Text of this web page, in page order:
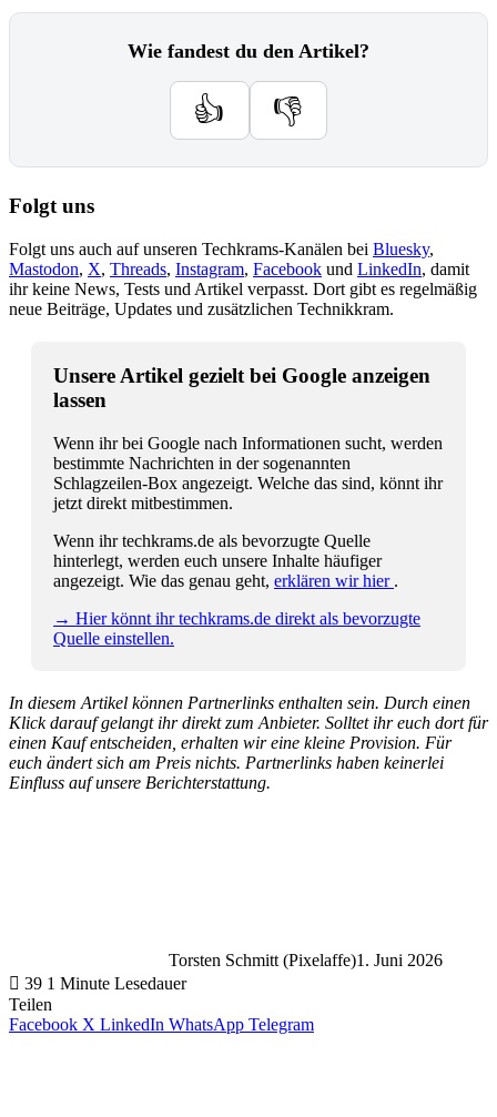
Wie fandest du den Artikel?
👍 👎
Folgt uns
Folgt uns auch auf unseren Techkrams-Kanälen bei Bluesky,
Mastodon, X, Threads, Instagram, Facebook und LinkedIn, damit
ihr keine News, Tests und Artikel verpasst. Dort gibt es regelmäßig
neue Beiträge, Updates und zusätzlichen Technikkram.
Unsere Artikel gezielt bei Google anzeigen
lassen
Wenn ihr bei Google nach Informationen sucht, werden
bestimmte Nachrichten in der sogenannten
Schlagzeilen-Box angezeigt. Welche das sind, könnt ihr
jetzt direkt mitbestimmen.
Wenn ihr techkrams.de als bevorzugte Quelle
hinterlegt, werden euch unsere Inhalte häufiger
angezeigt. Wie das genau geht, erklären wir hier .
→ Hier könnt ihr techkrams.de direkt als bevorzugte
Quelle einstellen.
In diesem Artikel können Partnerlinks enthalten sein. Durch einen
Klick darauf gelangt ihr direkt zum Anbieter. Solltet ihr euch dort für
einen Kauf entscheiden, erhalten wir eine kleine Provision. Für
euch ändert sich am Preis nichts. Partnerlinks haben keinerlei
Einfluss auf unsere Berichterstattung.
Torsten Schmitt (Pixelaffe)1. Juni 2026
39 1 Minute Lesedauer
Teilen
Facebook X LinkedIn WhatsApp Telegram